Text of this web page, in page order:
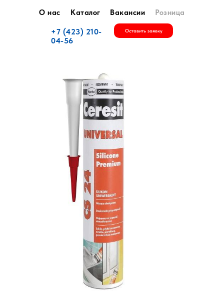
+7 (423) 210-
04-56
Оставить заявку
О нас Каталог Вакансии Розница